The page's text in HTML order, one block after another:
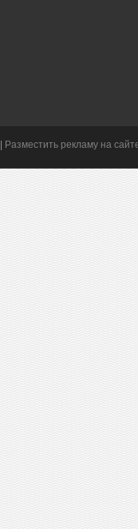
Разместить рекламу на